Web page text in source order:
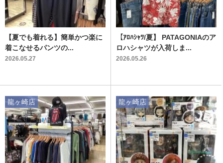
【夏でも着れる】簡単かつ楽に
着こなせるパンツの...
2026.05.27
【ｱﾛﾊｼｬﾂ/夏】 PATAGONIAのア
ロハシャツが入荷しま...
2026.05.26
龍ヶ崎店 龍ヶ崎店